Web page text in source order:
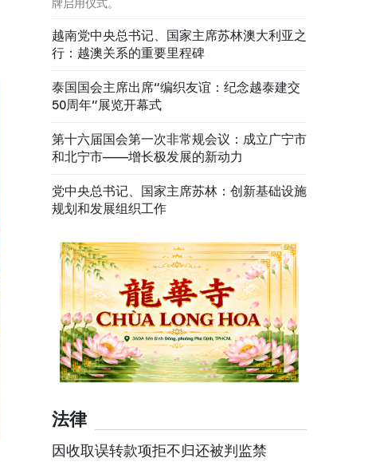
牌启用仪式。
越南党中央总书记、国家主席苏林澳大利亚之
行：越澳关系的重要里程碑
泰国国会主席出席“编织友谊：纪念越泰建交
50周年”展览开幕式
第十六届国会第一次非常规会议：成立广宁市
和北宁市——增长极发展的新动力
党中央总书记、国家主席苏林：创新基础设施
规划和发展组织工作
法律
因收取误转款项拒不归还被判监禁